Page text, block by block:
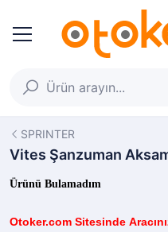
SPRINTER
Vites Şanzuman
Ürünü Bulamadım
Otoker.com Sitesinde